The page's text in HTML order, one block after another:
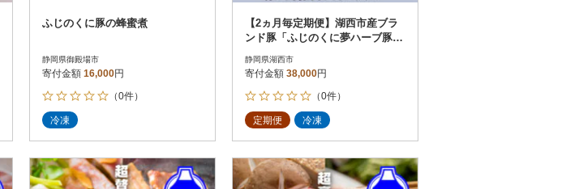
ふじのくに豚の蜂蜜煮
静岡県御殿場市
寄付金額 16,000円
（0件）
冷凍
【2ヵ月毎定期便】湖西市産ブラ
ンド豚「ふじのくに夢ハーブ豚」
静岡県湖西市
寄付金額 38,000円
（0件）
定期便 冷凍